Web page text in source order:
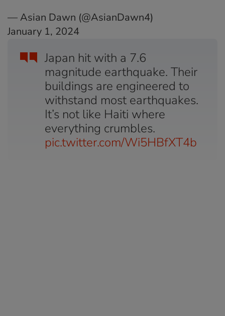
Japan hit with a 7.6
magnitude earthquake. Their
buildings are engineered to
withstand most earthquakes.
It’s not like Haiti where
everything crumbles.
pic.twitter.com/Wi5HBfXT4b
— Asian Dawn (@AsianDawn4)
January 1, 2024